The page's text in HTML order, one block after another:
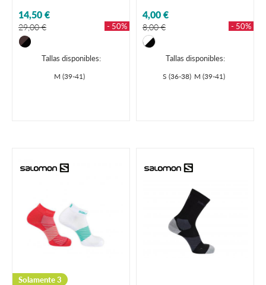
14,50 €
29,00 € - 50%
Tallas disponibles:
M (39-41)
4,00 €
8,00 € - 50%
Tallas disponibles:
S (36-38) M (39-41)
Solamente 3